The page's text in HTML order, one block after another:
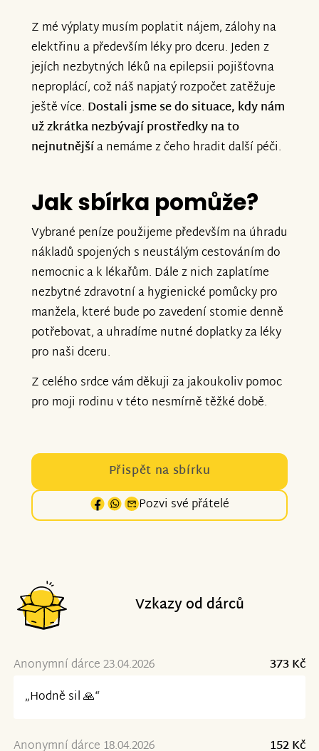
Z mé výplaty musím poplatit nájem, zálohy na
elektřinu a především léky pro dceru. Jeden z
jejích nezbytných léků na epilepsii pojišťovna
neproplácí, což náš napjatý rozpočet zatěžuje
ještě více. Dostali jsme se do situace, kdy nám
už zkrátka nezbývají prostředky na to
nejnutnějšía nemáme z čeho hradit další péči.
Jak sbírka pomůže?
Vybrané peníze použijeme především na úhradu
nákladů spojených s neustálým cestováním do
nemocnic a k lékařům. Dále z nich zaplatíme
nezbytné zdravotní a hygienické pomůcky pro
manžela, které bude po zavedení stomie denně
potřebovat, a uhradíme nutné doplatky za léky
pro naši dceru.
Z celého srdce vám děkuji za jakoukoliv pomoc
pro moji rodinu v této nesmírně těžké době.
Přispět na sbírku
Pozvi své přátelé
Vzkazy od dárců
Anonymní dárce 23.04.2026
373 Kč
„Hodně sil 🙏“
Anonymní dárce 18.04.2026 152 Kč